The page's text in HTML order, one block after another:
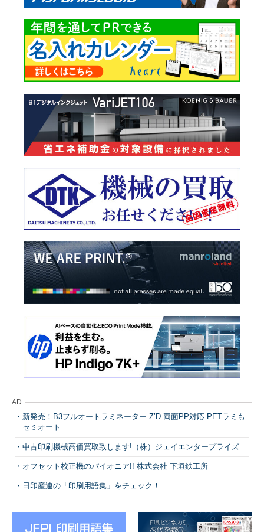
AD
新発売！B3フルオートラミネーター Z’D 両面PP対応 PETラミも
セミオート
中古印刷機械高価買取致します!（株）ジェイエンタープライズ
オフセット校正機のパイオニア!! 株式会社 下垣鉄工所
日印産連の「印刷用語集」をチェック！